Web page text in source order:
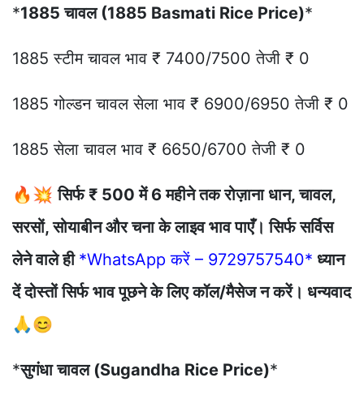
*1885 चावल (1885 Basmati Rice Price)*
1885 स्टीम चावल भाव ₹ 7400/7500 तेजी ₹ 0
1885 गोल्डन चावल सेला भाव ₹ 6900/6950 तेजी ₹ 0
1885 सेला चावल भाव ₹ 6650/6700 तेजी ₹ 0
🔥💥सिर्फ ₹ 500 में 6 महीने तक रोज़ाना धान, चावल,
सरसों, सोयाबीन और चना के लाइव भाव पाएँ। सिर्फ सर्विस
लेने वाले ही *WhatsApp करें – 9729757540* ध्यान
दें दोस्तों सिर्फ भाव पूछने के लिए कॉल/मैसेज न करें। धन्यवाद
🙏😊
*सुगंधा चावल (Sugandha Rice Price)*